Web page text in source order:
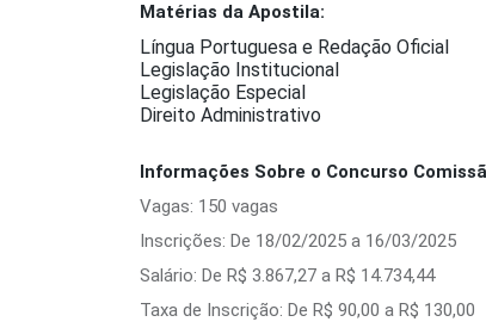
Matérias da Apostila:
Língua Portuguesa e Redação Oficial
Legislação Institucional
Legislação Especial
Direito Administrativo
Informações Sobre o Concurso
Vagas: 150 vagas
Inscrições: De 18/02/2025 a 16/03/2025
Salário: De R$ 3.867,27 a R$ 14.734,44
Taxa de Inscrição: De R$ 90,00 a R$ 130,00